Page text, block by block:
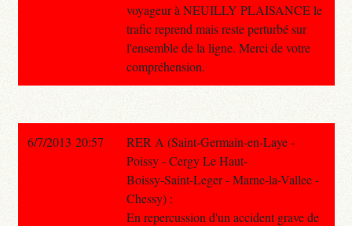
voyageur à NEUILLY PLAISANCE le
trafic reprend mais reste perturbé sur
l'ensemble de la ligne. Merci de votre
compréhension.
6/7/2013 20:57
RER A (Saint-Germain-en-Laye -
Poissy - Cergy Le Haut-
Boissy-Saint-Leger - Marne-la-Vallee -
Chessy) :
En repercussion d'un accident grave de